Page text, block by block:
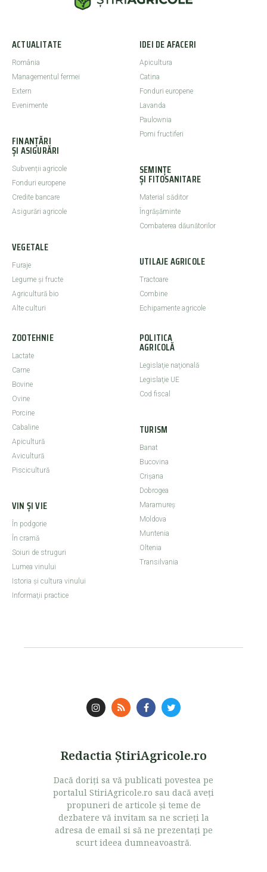
ACTUALITATE
România
Managementul fermei
Extern
Evenimente
FINANȚĂRI
ȘI ASIGURĂRI
Subvenții agricole
Fonduri europene
Credite bancare
Asigurări agricole
VEGETALE
Furaje
Legume şi fructe
Agricultură bio
Alte culturi
IDEI DE AFACERI
Apicultura
Catina
Fonduri europene
Lavanda
Paulownia
Pomi fructiferi
SEMINȚE
ȘI FITOSANITARE
Material săditor
Îngrășăminte
Combaterea dăunătorilor
UTILAJE AGRICOLE
Tractoare
Combine
Echipamente agricole
ZOOTEHNIE
Lactate
Carne
Bovine
Ovine
Porcine
Cabaline
Apicultură
Avicultură
Piscicultură
VIN ȘI VIE
În podgorie
În cramă
Soiuri de struguri
Lumea vinului
Istoria şi cultura vinului
Informaţii practice
POLITICA
AGRICOLĂ
Legislaţie naţională
Legislaţie UE
Cod fiscal
TURISM
Banat
Bucovina
Crişana
Dobrogea
Maramureş
Moldova
Muntenia
Oltenia
Transilvania
Redactia ŞtiriAgricole.ro
Dacă doriţi sa vă publicati povestea pe
portalul StiriAgricole.ro sau dacă aveţi
propuneri de articole şi teme de
dezbatere vă invitam sa ne scrieţi la
adresa de email si să ne prezentaţi pe
scurt ideea dumneavoastră.